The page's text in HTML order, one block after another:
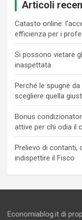
Articoli
Catasto online:
efficienza per i
Si possono vietare
inaspettata
Perché le spugne
scegliere quella
Bonus
attive per chi odia il
Prelievo di contanti,
indispettire il Fisco
Economiablog.it di